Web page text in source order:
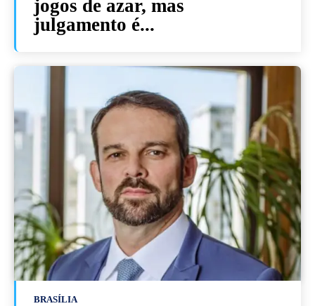
jogos de azar, mas
julgamento é...
BRASÍLIA